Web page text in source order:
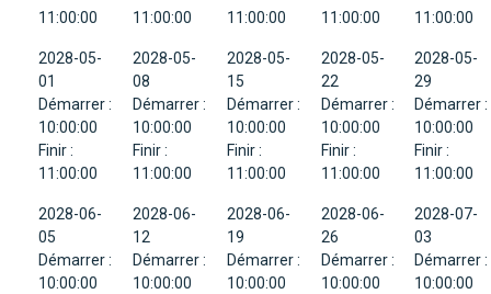
11:00:00
11:00:00
11:00:00
11:00:00
11:00:00
2028-05-
01
Démarrer :
10:00:00
Finir :
11:00:00
2028-05-
08
Démarrer :
10:00:00
Finir :
11:00:00
2028-05-
15
Démarrer :
10:00:00
Finir :
11:00:00
2028-05-
22
Démarrer :
10:00:00
Finir :
11:00:00
2028-05-
29
Démarrer :
10:00:00
Finir :
11:00:00
2028-06-
05
Démarrer :
10:00:00
2028-06-
12
Démarrer :
10:00:00
2028-06-
19
Démarrer :
10:00:00
2028-06-
26
Démarrer :
10:00:00
2028-07-
03
Démarrer :
10:00:00